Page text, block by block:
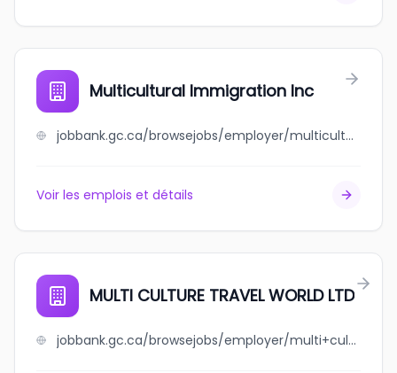
Multicultural Immigration Inc
jobbank.gc.ca/browsejobs/employer/multicultural+immigration+inc/ca
Voir les emplois et détails
MULTI CULTURE TRAVEL WORLD LTD
jobbank.gc.ca/browsejobs/employer/multi+culture+travel+world+ltd/ca